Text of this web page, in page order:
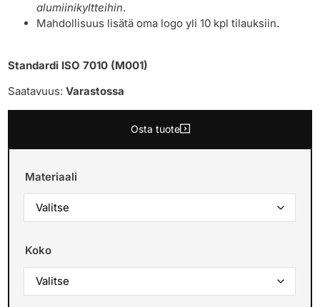
alumiinikyltteihin.
Mahdollisuus lisätä oma logo yli 10 kpl tilauksiin.
Standardi ISO 7010 (M001)
Saatavuus:Varastossa
Osta tuote
Materiaali
Koko